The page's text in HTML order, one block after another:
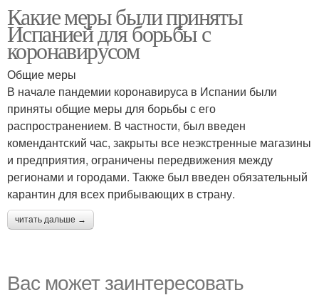
Какие меры были приняты
Испанией для борьбы с
коронавирусом
Общие меры
В начале пандемии коронавируса в Испании были
приняты общие меры для борьбы с его
распространением. В частности, был введен
комендантский час, закрыты все неэкстренные магазины
и предприятия, ограничены передвижения между
регионами и городами. Также был введен обязательный
карантин для всех прибывающих в страну.
читать дальше →
Вас может заинтересовать